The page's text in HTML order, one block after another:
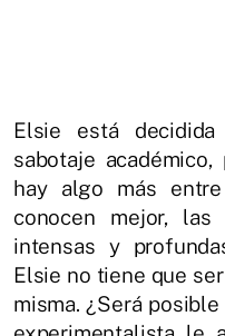
Elsie está
sabotaje
hay algo más
conocen mejor,
intensas y
Elsie no tiene que
misma. ¿Será